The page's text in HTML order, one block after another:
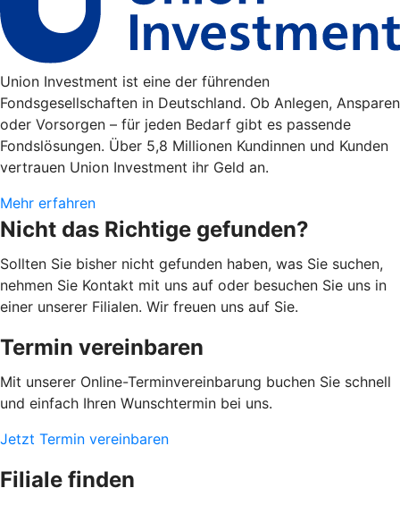
Union Investment ist eine der führenden
Fondsgesellschaften in Deutschland. Ob Anlegen, Ansparen
oder Vorsorgen – für jeden Bedarf gibt es passende
Fondslösungen. Über 5,8 Millionen Kundinnen und Kunden
vertrauen Union Investment ihr Geld an.
Mehr erfahren
Nicht das Richtige gefunden?
Sollten Sie bisher nicht gefunden haben, was Sie suchen,
nehmen Sie Kontakt mit uns auf oder besuchen Sie uns in
einer unserer Filialen. Wir freuen uns auf Sie.
Termin vereinbaren
Mit unserer Online-Terminvereinbarung buchen Sie schnell
und einfach Ihren Wunschtermin bei uns.
Jetzt Termin vereinbaren
Filiale finden